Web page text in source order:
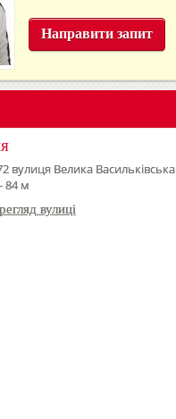
Направити запит
вулиця Велика Васильківська
84 м
вулиці